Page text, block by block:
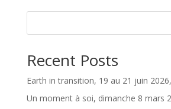
Recent Posts
Earth in transition, 19 au 21 juin
Un moment à soi, dimanche 8 mars